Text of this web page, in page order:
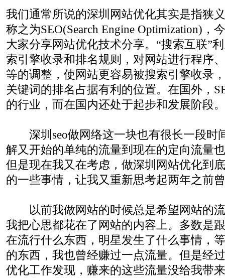
我们通常所说的深圳网站优化其实是指狭
称之为SEO(Search Engine Optimization)，
大家分享网站优化技术分享。“搜索互联”
索引擎收录和排名规则，对网站进行程序
等的调整，使网站更容易被搜索引擎收录
关键词的排名占据有利的位置。在国外，
的行业，而在国内还处于起步和发展阶段。
深圳seo做网络这一块也有很长一段时
解又开始的单纯的流量到现在的定向流量
但是现在我又在考虑，做深圳网站优化到
的一些事情，让我又重新思考起两年之前
以前我做网站的时候总是希望网站的流
我把心思都花在了网站的内容上。多数是
在流行什么东西，明星发生了什么事情，
的东西，我也曾经赚过一点流量。但是经
优化工作发现，赚来的这些流量没给我带